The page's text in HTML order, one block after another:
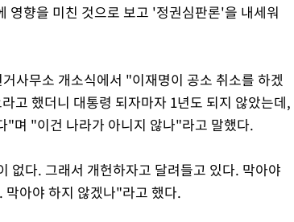
영향을 미친 것으로 보고 '정권심판론'을 내세워
사무소 개소식에서 "이재명이 공소 취소를 하겠
고 했더니 대통령 되자마자 1년도 되지 않았는데,
"며 "이건 나라가 아니지 않나"라고 말했다.
없다. 그래서 개헌하자고 달려들고 있다. 막아야
아야 하지 않겠나"라고 했다.